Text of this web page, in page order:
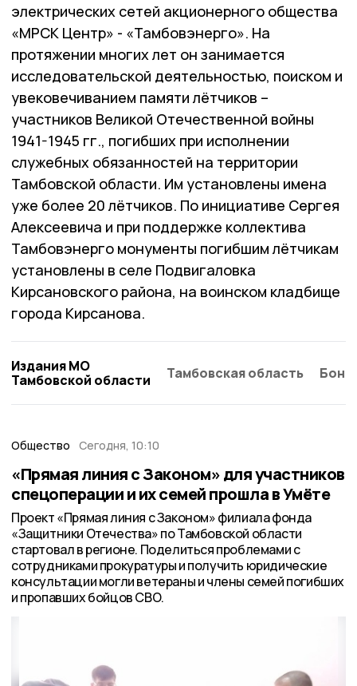
электрических сетей акционерного общества
«МРСК Центр» - «Тамбовэнерго». На
протяжении многих лет он занимается
исследовательской деятельностью, поиском и
увековечиванием памяти лётчиков –
участников Великой Отечественной войны
1941-1945 гг., погибших при исполнении
служебных обязанностей на территории
Тамбовской области. Им установлены имена
уже более 20 лётчиков. По инициативе Сергея
Алексеевича и при поддержке коллектива
Тамбовэнерго монументы погибшим лётчикам
установлены в селе Подвигаловка
Кирсановского района, на воинском кладбище
города Кирсанова.
Издания МО
Тамбовской области
Тамбовская область
Общество Сегодня, 10:10
«Прямая линия с Законом» для участников
спецоперации и их семей прошла в Умёте
Проект «Прямая линия с Законом» филиала фонда
«Защитники Отечества» по Тамбовской области
стартовал в регионе. Поделиться проблемами с
сотрудниками прокуратуры и получить юридические
консультации могли ветераны и члены семей погибших
и пропавших бойцов СВО.